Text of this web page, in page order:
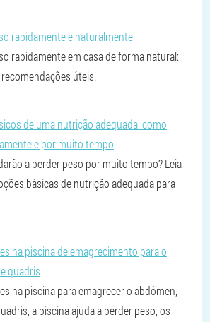
rapidamente e naturalmente
rapidamente em casa de forma natural:
úteis.
de uma nutrição adequada: como
e por muito tempo
a perder peso por muito tempo? Leia
básicas de nutrição adequada para
na piscina de emagrecimento para o
quadris
na piscina para emagrecer o abdômen,
a piscina ajuda a perder peso, os